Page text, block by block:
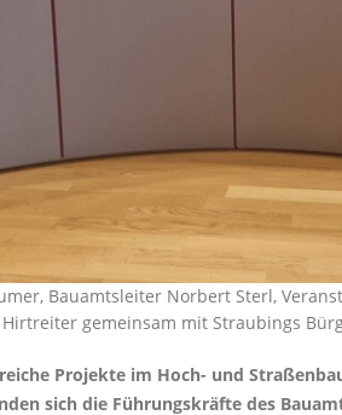
Bauamtsleiter Norbert Sterl,
gemeinsam mit Straubings
Projekte im Hoch- und
sich die Führungskräfte des